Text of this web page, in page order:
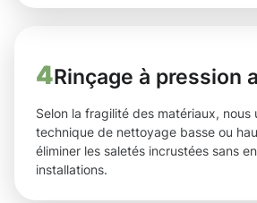
4Rinçage à pression
Selon la fragilité des matériaux, nous
technique de nettoyage basse ou
éliminer les saletés incrustées sans
installations.